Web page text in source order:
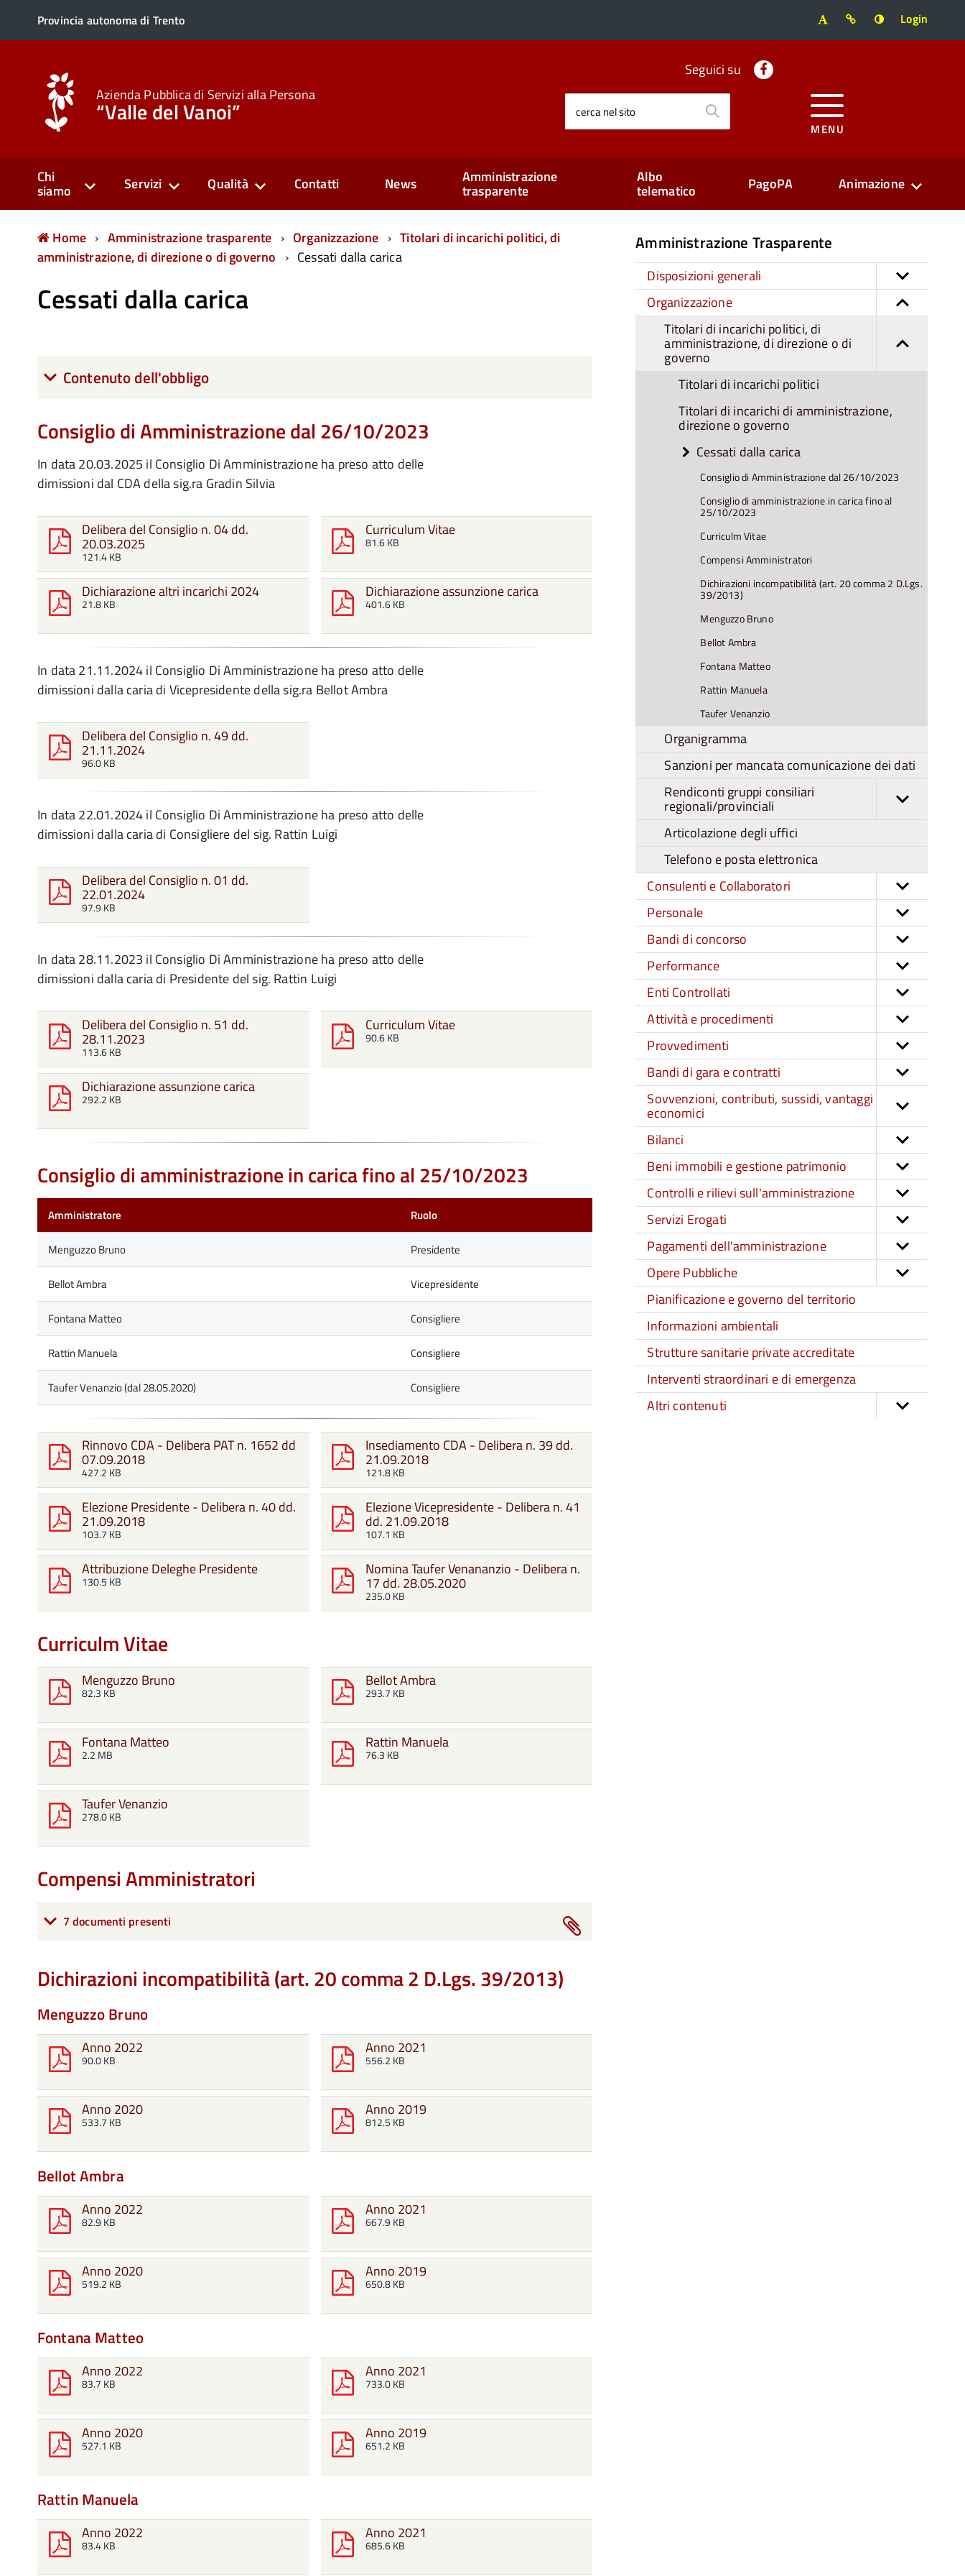
Provincia autonoma di Trento Login
Azienda Pubblica di Servizi alla Persona
“Valle del Vanoi”
Seguici su
cerca nel sito
MENU
Chi
siamo Servizi Qualità Contatti News Amministrazione
trasparente
Albo
telematico PagoPA Animazione
Home Amministrazione trasparente Organizzazione
Titolari di incarichi politici, di
amministrazione, di direzione o di governo
Cessati dalla carica
Cessati dalla carica
Contenuto dell'obbligo
Consiglio di Amministrazione dal 26/10/2023
In data 20.03.2025 il Consiglio Di Amministrazione ha preso atto delle
dimissioni dal CDA della sig.ra Gradin Silvia
Delibera del Consiglio n. 04 dd.
20.03.2025
121.4 KB
Curriculum Vitae
81.6 KB
Dichiarazione altri incarichi 2024
21.8 KB
Dichiarazione assunzione carica
401.6 KB
In data 21.11.2024 il Consiglio Di Amministrazione ha preso atto delle
dimissioni dalla caria di Vicepresidente della sig.ra Bellot Ambra
Delibera del Consiglio n. 49 dd.
21.11.2024
96.0 KB
In data 22.01.2024 il Consiglio Di Amministrazione ha preso atto delle
dimissioni dalla caria di Consigliere del sig. Rattin Luigi
Delibera del Consiglio n. 01 dd.
22.01.2024
97.9 KB
In data 28.11.2023 il Consiglio Di Amministrazione ha preso atto delle
dimissioni dalla caria di Presidente del sig. Rattin Luigi
Delibera del Consiglio n. 51 dd.
28.11.2023
113.6 KB
Curriculum Vitae
90.6 KB
Dichiarazione assunzione carica
292.2 KB
Consiglio di amministrazione in carica fino al 25/10/2023
Amministratore Ruolo
Menguzzo Bruno Presidente
Bellot Ambra Vicepresidente
Fontana Matteo Consigliere
Rattin Manuela Consigliere
Taufer Venanzio (dal 28.05.2020) Consigliere
Rinnovo CDA - Delibera PAT n. 1652 dd
07.09.2018
427.2 KB
Insediamento CDA - Delibera n. 39 dd.
21.09.2018
121.8 KB
Elezione Presidente - Delibera n. 40 dd.
21.09.2018
103.7 KB
Elezione Vicepresidente - Delibera n. 41
dd. 21.09.2018
107.1 KB
Attribuzione Deleghe Presidente
130.5 KB
Nomina Taufer Venananzio - Delibera n.
17 dd. 28.05.2020
235.0 KB
Curriculm Vitae
Menguzzo Bruno
82.3 KB
Bellot Ambra
293.7 KB
Fontana Matteo
2.2 MB
Rattin Manuela
76.3 KB
Taufer Venanzio
278.0 KB
Compensi Amministratori
7 documenti presenti
Dichirazioni incompatibilità (art. 20 comma 2 D.Lgs. 39/2013)
Menguzzo Bruno
Anno 2022
90.0 KB
Anno 2021
556.2 KB
Anno 2020
533.7 KB
Anno 2019
812.5 KB
Bellot Ambra
Anno 2022
82.9 KB
Anno 2021
667.9 KB
Anno 2020
519.2 KB
Anno 2019
650.8 KB
Fontana Matteo
Anno 2022
83.7 KB
Anno 2021
733.0 KB
Anno 2020
527.1 KB
Anno 2019
651.2 KB
Rattin Manuela
Anno 2022
83.4 KB
Anno 2021
685.6 KB
Amministrazione Trasparente
Disposizioni generali
Organizzazione
Titolari di incarichi politici, di
amministrazione, di direzione o di
governo
Titolari di incarichi politici
Titolari di incarichi di amministrazione,
direzione o governo
Cessati dalla carica
Consiglio di Amministrazione dal 26/10/2023
Consiglio di amministrazione in carica fino al
25/10/2023
Curriculm Vitae
Compensi Amministratori
Dichirazioni incompatibilità (art. 20 comma 2 D.Lgs.
39/2013)
Menguzzo Bruno
Bellot Ambra
Fontana Matteo
Rattin Manuela
Taufer Venanzio
Organigramma
Sanzioni per mancata comunicazione dei dati
Rendiconti gruppi consiliari
regionali/provinciali
Articolazione degli uffici
Telefono e posta elettronica
Consulenti e Collaboratori
Personale
Bandi di concorso
Performance
Enti Controllati
Attività e procedimenti
Provvedimenti
Bandi di gara e contratti
Sovvenzioni, contributi, sussidi, vantaggi
economici
Bilanci
Beni immobili e gestione patrimonio
Controlli e rilievi sull'amministrazione
Servizi Erogati
Pagamenti dell'amministrazione
Opere Pubbliche
Pianificazione e governo del territorio
Informazioni ambientali
Strutture sanitarie private accreditate
Interventi straordinari e di emergenza
Altri contenuti